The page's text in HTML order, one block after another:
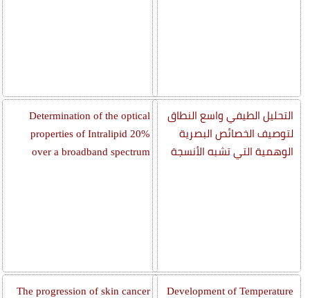
التحليل الطيفي واسع النطاق
لتوصيف الخصائص البصرية
الوهمية التي تشبه الأنسجة
Development of Temperature
Determination of the optical
properties of Intralipid 20%
over a broadband spectrum
The progression of skin cancer